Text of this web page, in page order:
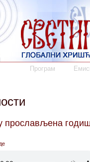
Програм
прослављена